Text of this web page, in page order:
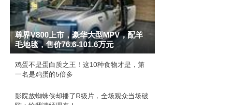
1
2
3
尊界V800上市，豪华大型MPV，配羊
毛地毯，售价76.6-101.6万元
鸡蛋不是蛋白质之王！这10种食物才是，第
一名是鸡蛋的5倍多
影院放蜘蛛侠却播了R级片，全场观众当场破